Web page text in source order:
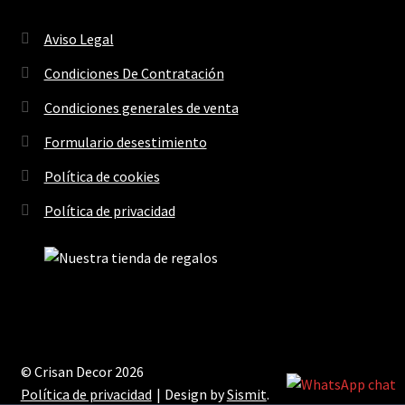
Aviso Legal
Condiciones De Contratación
Condiciones generales de venta
Formulario desestimiento
Política de cookies
Política de privacidad
© Crisan Decor 2026
Política de privacidad
Design bySismit.